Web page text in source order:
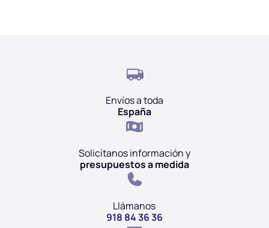
Envíos a toda
España
Solicítanos información y
presupuestos a medida
Llámanos
918 84 36 36